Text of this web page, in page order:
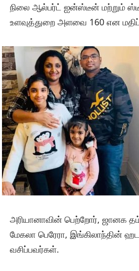
நிலை ஆல்பர்ட் ஐன்ஸ்டீன் மற்றும்
உளவுத்துறை அளவை 160 என
அரியானாவின் பெற்றோர், ஜானக
மேகலா பெரேரா, இங்கிலாந்தின்
வசிப்பவர்கள்.